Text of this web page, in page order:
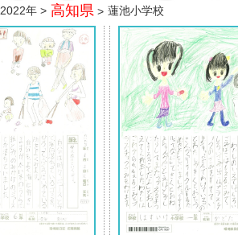
2022年 高知県 蓮池小学校